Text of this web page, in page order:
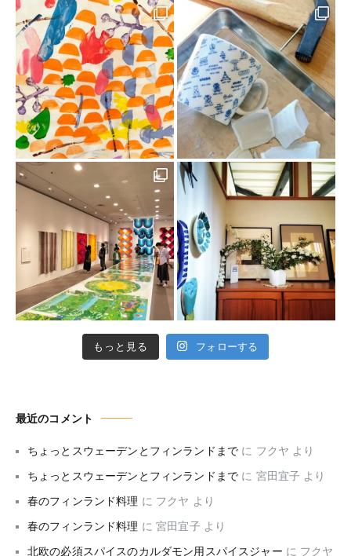
もっと見る フォローする
最近のコメント
ちょっとスウェーデンとフィンランドまで に フクヤ より
ちょっとスウェーデンとフィンランドまで に 宮田宜子 より
春のフィンランド料理 に フクヤ より
春のフィンランド料理 に宮田宜子 より
北欧の必須スパイスのカルダモン用スパイスジャー に フクヤ